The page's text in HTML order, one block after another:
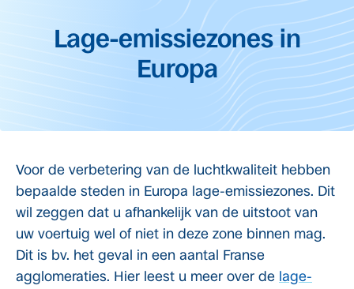
Lage-emissiezones in
Europa
Voor de verbetering van de luchtkwaliteit hebben
bepaalde steden in Europa lage-emissiezones. Dit
wil zeggen dat u afhankelijk van de uitstoot van
uw voertuig wel of niet in deze zone binnen mag.
Dit is bv. het geval in een aantal Franse
agglomeraties. Hier leest u meer over de lage-